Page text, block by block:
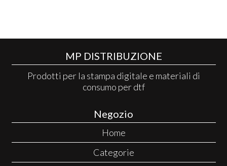
MP DISTRIBUZIONE
Prodotti per la stampa digitale e materiali di
consumo per dtf
Negozio
Home
Categorie